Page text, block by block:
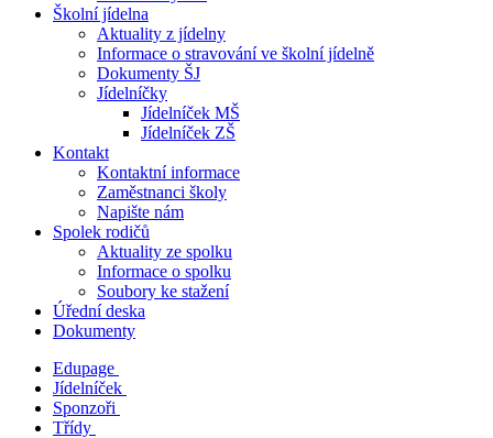
Školní jídelna
Aktuality z jídelny
Informace o stravování ve školní jídelně
Dokumenty ŠJ
Jídelníčky
Jídelníček MŠ
Jídelníček ZŠ
Kontakt
Kontaktní informace
Zaměstnanci školy
Napište nám
Spolek rodičů
Aktuality ze spolku
Informace o spolku
Soubory ke stažení
Úřední deska
Dokumenty
Edupage
Jídelníček
Sponzoři
Třídy